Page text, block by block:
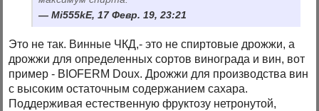
Mi555kE, 17 Февр. 19, 23:21
Это не так. Винные ЧКД,- это не спиртовые дрожжи, а
дрожжи для определенных сортов винограда и вин, вот
пример - BIOFERM Douх. Дрожжи для производства вин
с высоким остаточным содержанием сахара.
Поддерживая естественную фруктозу нетронутой,